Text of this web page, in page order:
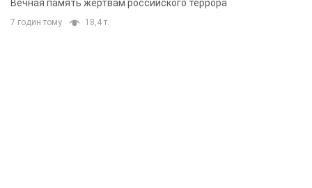
Вечная память жертвам российского террора
7 годин тому 18,4 т.